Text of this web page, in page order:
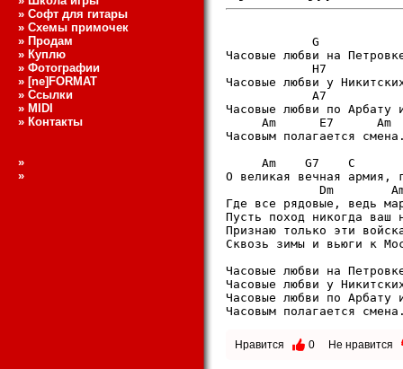
» Софт для гитары
» Схемы примочек
» Продам
» Куплю
» Фотографии
» [ne]FORMAT
» Ссылки
» MIDI
» Контакты
»
»
G
Часовые любви на
H7
Часовые любви у
A7
Часовые любви по Арбату
     Am      E7      Am
Часовым полагается
Am    G7    C
О великая вечная армия,
Dm
Где все рядовые, ведь
Пусть поход никогда ваш
Признаю только эти
Сквозь зимы и вьюги к
Часовые любви на
Часовые любви у
Часовые любви по Арбату
Часовым полагается
Нравится 0 Не нравится